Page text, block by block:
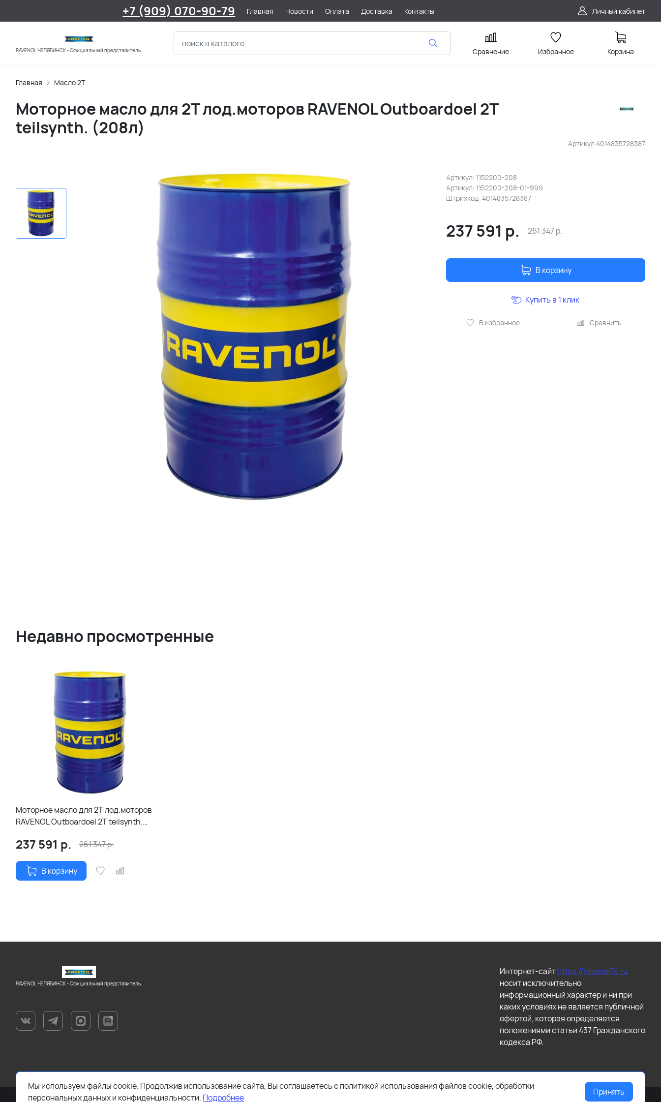
+7 (909) 070-90-79 Главная Новости Оплата Доставка Контакты Личный кабинет
RAVENOL ЧЕЛЯБИНСК - Официальный представитель. Сравнение Избранное Корзина
Главная Масло 2Т
Артикул 4014835728387
Моторное масло для 2Т лод.моторов RAVENOL Outboardoel 2T
teilsynth. (208л)
Артикул: 1152200-208
Артикул: 1152200-208-01-999
Штрихкод: 4014835728387
237 591 р. 261 347р.
В корзину
В избранное Сравнить
Купить в 1 клик
Недавно просмотренные
Моторное масло для 2Т лод.моторов
RAVENOL Outboardoel 2T teilsynth.
237 591 р. 261 347р.
В корзину
RAVENOL ЧЕЛЯБИНСК - Официальный представитель.
Интернет-сайтhttps://ravenol74.ru
носит исключительно
информационный характер и ни при
каких условиях не является публичной
офертой, которая определяется
положениями статьи 437 Гражданского
кодекса РФ.
Мы используем файлы cookie. Продолжив использование сайта, Вы соглашаетесь с политикой использования файлов cookie, обработки
персональных данных и конфиденциальности. Подробнее
Принять